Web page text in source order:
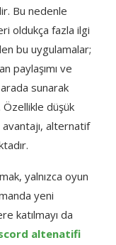
Bu nedenle
oldukça fazla ilgi
bu uygulamalar;
paylaşımı ve
sunarak
Özellikle düşük
alternatif
yalnızca oyun
yeni
katılmayı da
altenatifi